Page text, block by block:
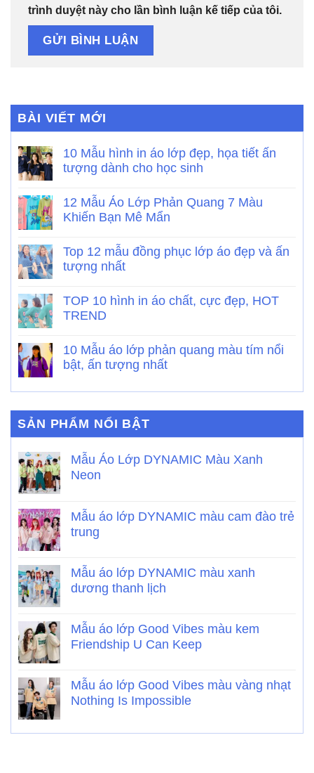
trình duyệt này cho lần bình luận kế tiếp của tôi.
BÀI VIẾT MỚI
10 Mẫu hình in áo lớp đẹp, họa tiết ấn
tượng dành cho học sinh
12 Mẫu Áo Lớp Phản Quang 7 Màu
Khiến Bạn Mê Mẩn
Top 12 mẫu đồng phục lớp áo đẹp và ấn
tượng nhất
TOP 10 hình in áo chất, cực đẹp, HOT
TREND
10 Mẫu áo lớp phản quang màu tím nổi
bật, ấn tượng nhất
SẢN PHẨM NỔI BẬT
Mẫu Áo Lớp DYNAMIC Màu Xanh
Neon
Mẫu áo lớp DYNAMIC màu cam đào trẻ
trung
Mẫu áo lớp DYNAMIC màu xanh
dương thanh lịch
Mẫu áo lớp Good Vibes màu kem
Friendship U Can Keep
Mẫu áo lớp Good Vibes màu vàng nhạt
Nothing Is Impossible